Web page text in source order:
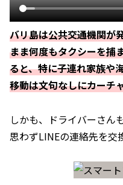
バリ島は公共交通機関が
まま何度もタクシーを捕
ると、特に子連れ家族や
移動は文句なしにカーチ
しかも、ドライバーさん
思わずLINEの連絡先を交